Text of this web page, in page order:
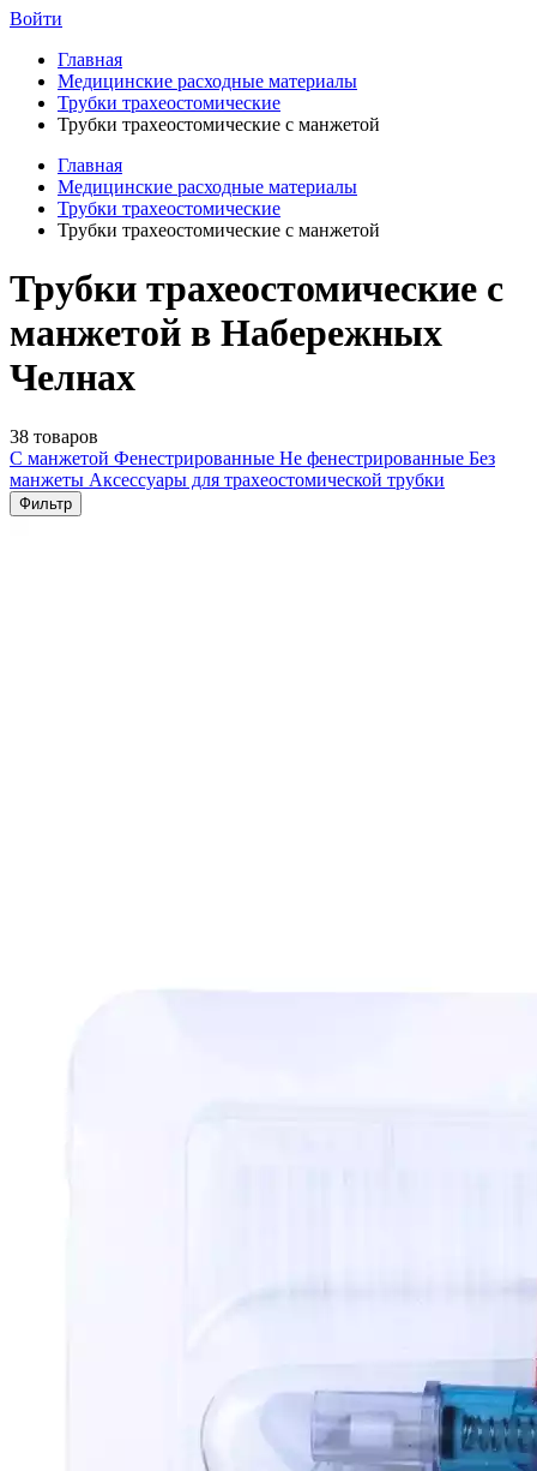
Войти
Главная
Медицинские расходные материалы
Трубки трахеостомические
Трубки трахеостомические с манжетой
Главная
Медицинские расходные материалы
Трубки трахеостомические
Трубки трахеостомические с манжетой
Трубки трахеостомические с
манжетой в Набережных
Челнах
38 товаров
С манжетой Фенестрированные Не фенестрированные Без
манжеты Аксессуары для трахеостомической трубки
Фильтр